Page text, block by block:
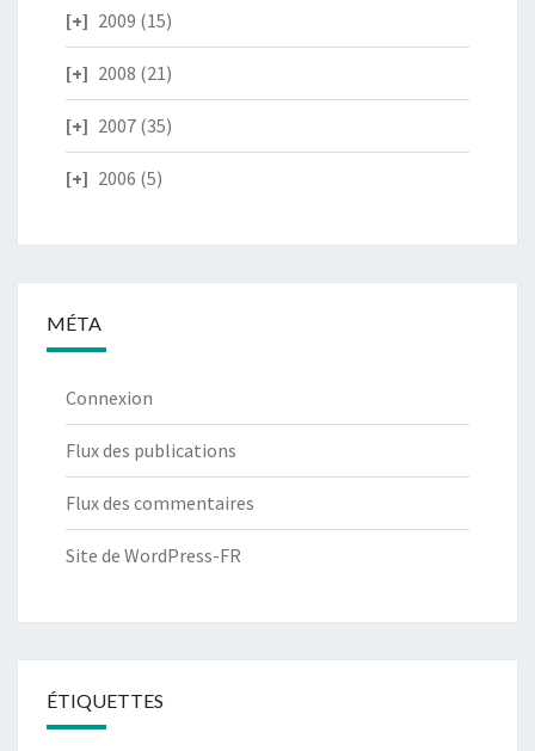
2009 (15)
2008 (21)
2007 (35)
2006 (5)
MÉTA
Connexion
Flux des publications
Flux des commentaires
Site de WordPress-FR
ÉTIQUETTES